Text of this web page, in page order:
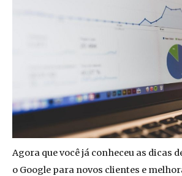
Agora que você já conheceu as dicas
o Google para novos clientes e